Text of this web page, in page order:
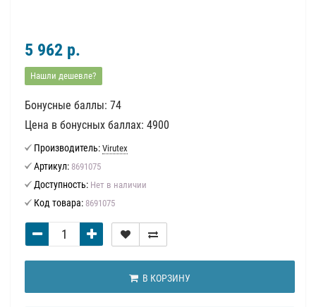
5 962 р.
Нашли дешевле?
Бонусные баллы: 74
Цена в бонусных баллах: 4900
Производитель: Virutex
Артикул: 8691075
Доступность: Нет в наличии
Код товара: 8691075
В КОРЗИНУ